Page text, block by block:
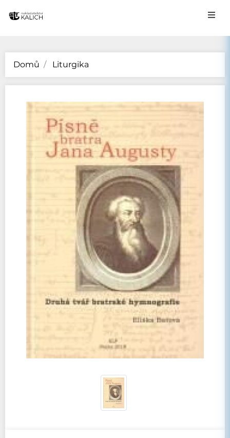
Domů Liturgika